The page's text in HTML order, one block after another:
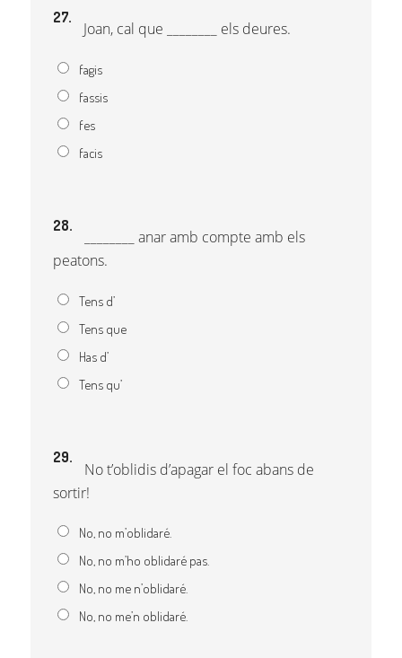
27.
Joan, cal que ________ els deures.
fagis
fassis
fes
facis
28.
________ anar amb compte amb els
peatons.
Tens d’
Tens que
Has d’
Tens qu’
29.
No t’oblidis d’apagar el foc abans de
sortir!
No, no m’oblidaré.
No, no m’ho oblidaré pas.
No, no me n’oblidaré.
No, no me’n oblidaré.